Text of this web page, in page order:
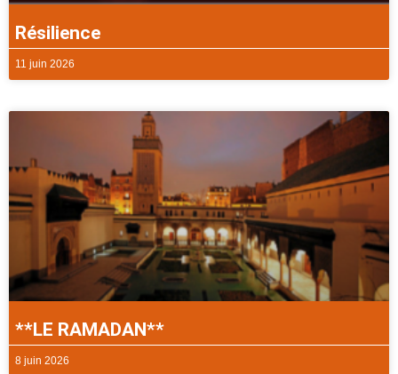
Résilience
11 juin 2026
**LE RAMADAN**
8 juin 2026